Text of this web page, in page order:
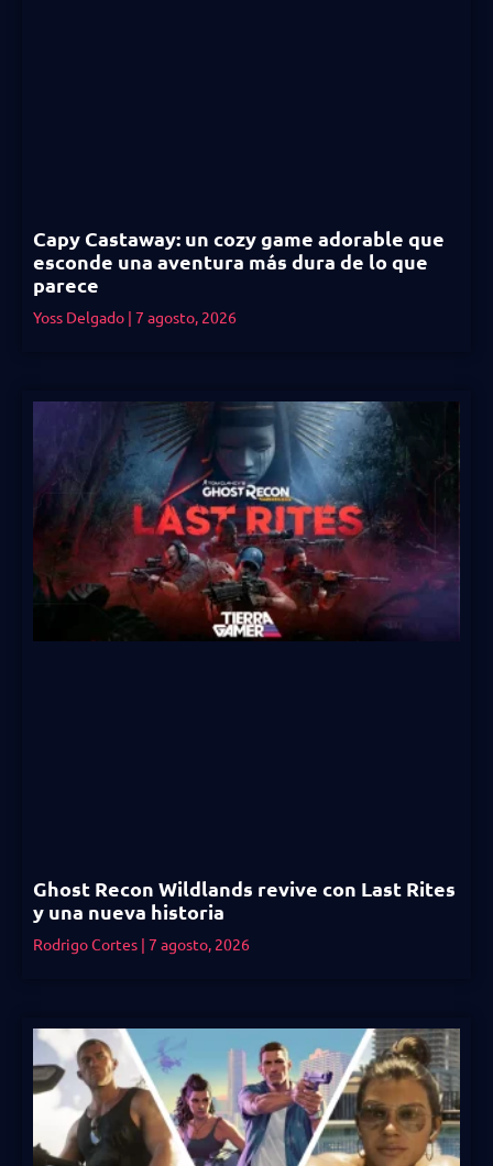
Capy Castaway: un cozy game adorable que
esconde una aventura más dura de lo que
parece
Yoss Delgado 7 agosto, 2026
Ghost Recon Wildlands revive con Last Rites
y una nueva historia
Rodrigo Cortes 7 agosto, 2026